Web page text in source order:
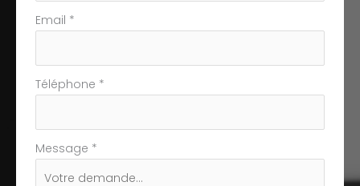
Email *
Téléphone *
Message *